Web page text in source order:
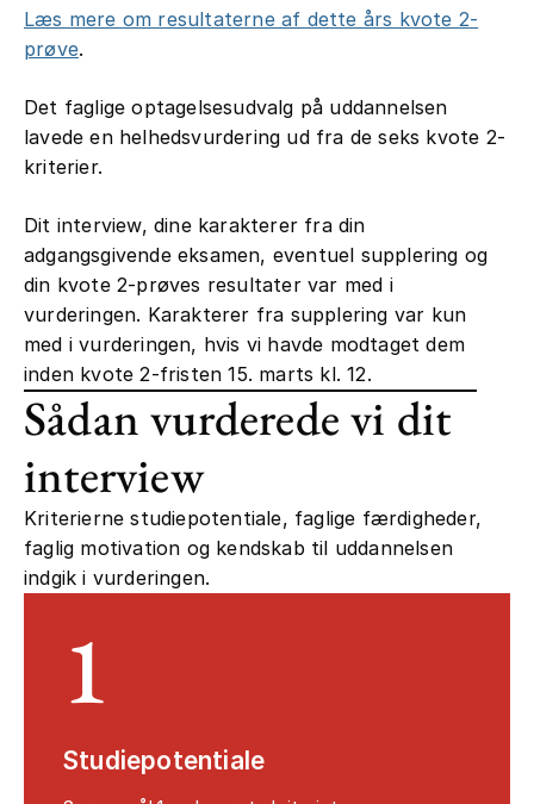
Læs mere om resultaterne af dette års kvote 2-
prøve.
Det faglige optagelsesudvalg på uddannelsen
lavede en helhedsvurdering ud fra de seks kvote 2-
kriterier.
Dit interview, dine karakterer fra din
adgangsgivende eksamen, eventuel supplering og
din kvote 2-prøves resultater var med i
vurderingen. Karakterer fra supplering var kun
med i vurderingen, hvis vi havde modtaget dem
inden kvote 2-fristen 15. marts kl. 12.
Sådan vurderede vi dit
interview
Kriterierne studiepotentiale, faglige færdigheder,
faglig motivation og kendskab til uddannelsen
indgik i vurderingen.
1
Studiepotentiale